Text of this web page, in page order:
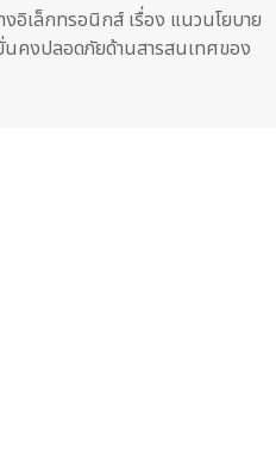
อิเล็กทรอนิกส์ เรื่อง แนวนโยบาย
คงปลอดภัยด้านสารสนเทศของ